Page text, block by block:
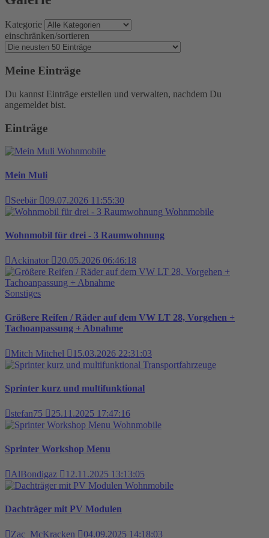
Kategorie
einschränken/sortieren
Meine Einträge
Du kannst Einträge erstellen und verwalten, nachdem Du
angemeldet bist.
Einträge
Wohnmobile
Mein Muli
Seebär
09.07.2026 11:55:30
Wohnmobile
Wohnmobil für drei - 3 Raumwohnung
Ackinator 20.05.2026 06:46:18
Sonstiges
Größere Reifen / Räder auf dem VW LT 28, Vorgehen +
Tachoanpassung + Abnahme
Mitch Mitchel
15.03.2026 22:31:03
Transportfahrzeuge
Sprinter kurz und multifunktional
stefan75
25.11.2025 17:47:16
Wohnmobile
Sprinter Workshop Menu
AlBondigaz
12.11.2025 13:13:05
Wohnmobile
Dachträger mit PV Modulen
Zac_McKracken 04.09.2025 14:18:03